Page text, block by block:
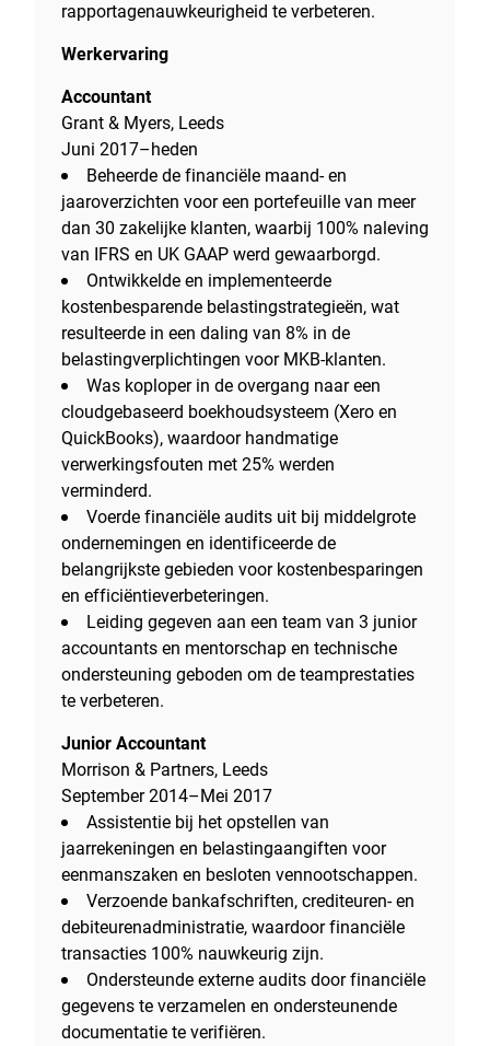
rapportagenauwkeurigheid te verbeteren.
Werkervaring
Accountant
Grant & Myers, Leeds
Juni 2017–heden
Beheerde de financiële maand- en
jaaroverzichten voor een portefeuille van meer
dan 30 zakelijke klanten, waarbij 100% naleving
van IFRS en UK GAAP werd gewaarborgd.
Ontwikkelde en implementeerde
kostenbesparende belastingstrategieën, wat
resulteerde in een daling van 8% in de
belastingverplichtingen voor MKB-klanten.
Was koploper in de overgang naar een
cloudgebaseerd boekhoudsysteem (Xero en
QuickBooks), waardoor handmatige
verwerkingsfouten met 25% werden
verminderd.
Voerde financiële audits uit bij middelgrote
ondernemingen en identificeerde de
belangrijkste gebieden voor kostenbesparingen
en efficiëntieverbeteringen.
Leiding gegeven aan een team van 3 junior
accountants en mentorschap en technische
ondersteuning geboden om de teamprestaties
te verbeteren.
Junior Accountant
Morrison & Partners, Leeds
September 2014–Mei 2017
Assistentie bij het opstellen van
jaarrekeningen en belastingaangiften voor
eenmanszaken en besloten vennootschappen.
Verzoende bankafschriften, crediteuren- en
debiteurenadministratie, waardoor financiële
transacties 100% nauwkeurig zijn.
Ondersteunde externe audits door financiële
gegevens te verzamelen en ondersteunende
documentatie te verifiëren.